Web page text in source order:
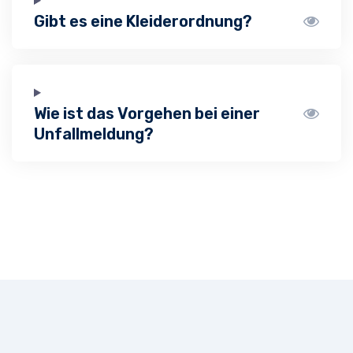
Gibt es eine Kleiderordnung?
Wie ist das Vorgehen bei einer
Unfallmeldung?